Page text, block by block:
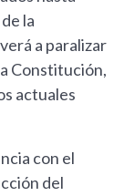
la
a paralizar
Constitución,
actuales
con el
del